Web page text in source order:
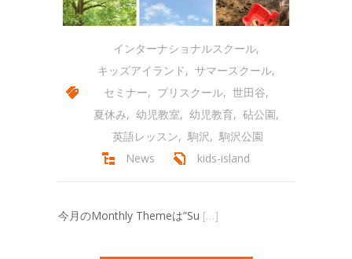
-- ミュージック＆ムーブメント
-- キンダークラス
-- アフタースクール
-- サマースクール
-- サマーキャンプ
インターナショナルスクール,
キッズアイランド, サマースクール,
セミナー, プリスクール, 世田谷,
夏休み, 幼児教室, 幼児教育, 砧公園,
英語レッスン, 駒沢, 駒沢公園
News
kids-island
今月のMonthly Themeは”Su […]